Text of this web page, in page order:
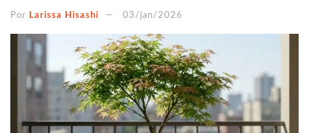
Por Larissa Hisashi 03/jan/2026